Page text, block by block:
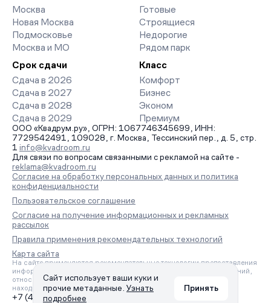
Москва
Новая Москва
Подмосковье
Москва и МО
Готовые
Строящиеся
Недорогие
Рядом парк
Срок сдачи
Сдача в 2026
Сдача в 2027
Сдача в 2028
Сдача в 2029
Класс
Комфорт
Бизнес
Эконом
Премиум
ООО «Квадрум.ру», ОГРН: 1067746345699, ИНН:
7729542491, 109028, г. Москва, Тессинский пер., д. 5, стр.
1 info@kvadroom.ru
Для связи по вопросам связанными с рекламой на сайте -
reklama@kvadroom.ru
Согласие на обработку персональных данных и политика
конфиденциальности
Пользовательское соглашение
Согласие на получение информационных и рекламных
рассылок
Правила применения рекомендательных технологий
Карта сайта
На сайте применяются рекомендательные технологии предоставления
информации на основе сбора, систематизации и анализа сведений,
относящихся к предпочтениям пользователей сети «Интернет»,
находящихся на территории Российской Федерации.
+7 (495) 157-88-80
Сайт использует ваши куки и
прочие метаданные. Узнать
подробнее
Принять